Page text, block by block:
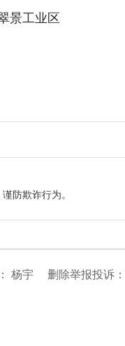
景工业区
防欺诈行为。
杨宇 删除举报投诉